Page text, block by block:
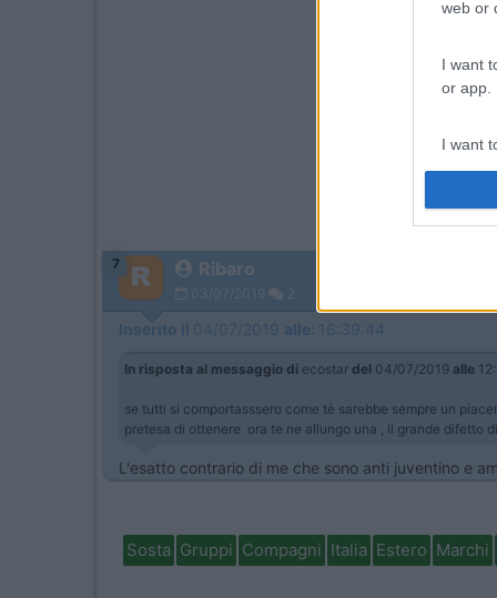
web or
I want
or app.
I want
I want
7 Ribaro
03/07/2019 2
Inserito il 04/07/2019 alle: 16:39:44
In risposta al messaggio di ecostar del 04/07/2019 alle
se tutti si comportasssero come tè sarebbe sempre un
pretesa di ottenere ora te ne allungo una , il grande difetto
L'esatto contrario di me che sono anti juventino e
Sosta Gruppi Compagni Italia Estero Marchi